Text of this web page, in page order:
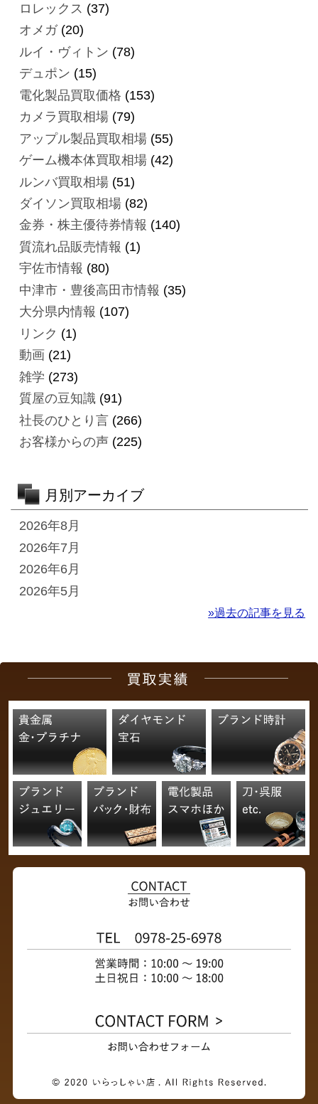
ロレックス (37)
オメガ(20)
ルイ・ヴィトン (78)
デュポン (15)
電化製品買取価格 (153)
カメラ買取相場(79)
アップル製品買取相場(55)
ゲーム機本体買取相場(42)
ルンバ買取相場(51)
ダイソン買取相場(82)
金券・株主優待券情報 (140)
質流れ品販売情報 (1)
宇佐市情報 (80)
中津市・豊後高田市情報 (35)
大分県内情報 (107)
リンク (1)
動画 (21)
雑学 (273)
質屋の豆知識(91)
社長のひとり言(266)
お客様からの声(225)
月別アーカイブ
2026年8月
2026年7月
2026年6月
2026年5月
»過去の記事を見る